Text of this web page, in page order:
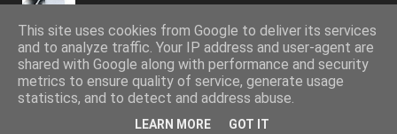
AUTOVITAL - Blog AutoCopyright © 2011 - 2026. Toate drepturile
This site uses cookies from Google to deliver its services
and to analyze traffic. Your IP address and user-agent are
shared with Google along with performance and security
metrics to ensure quality of service, generate usage
statistics, and to detect and address abuse.
LEARN MORE GOT IT